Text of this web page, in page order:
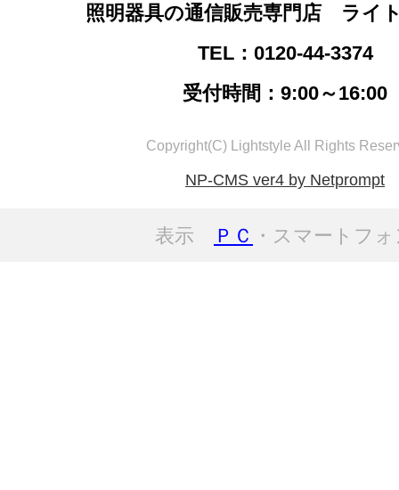
照明器具の通信販売専門店 ライ
TEL：0120-44-3374
受付時間：9:00～16:00
Copyright(C) Lightstyle All Rights
NP-CMS ver4 by Netprompt
表示 ＰＣ ・スマートフ